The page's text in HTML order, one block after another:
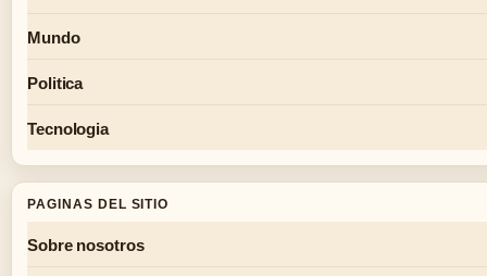
Mundo
Politica
Tecnologia
PAGINAS DEL SITIO
Sobre nosotros